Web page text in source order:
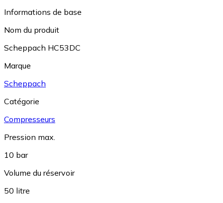
Informations de base
Nom du produit
Scheppach HC53DC
Marque
Scheppach
Catégorie
Compresseurs
Pression max.
10 bar
Volume du réservoir
50 litre